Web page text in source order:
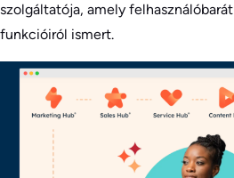
szolgáltatója, amely
funkcióiról ismert.